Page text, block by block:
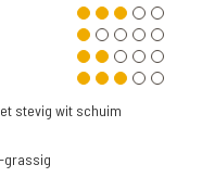
stevig wit schuim
grassig